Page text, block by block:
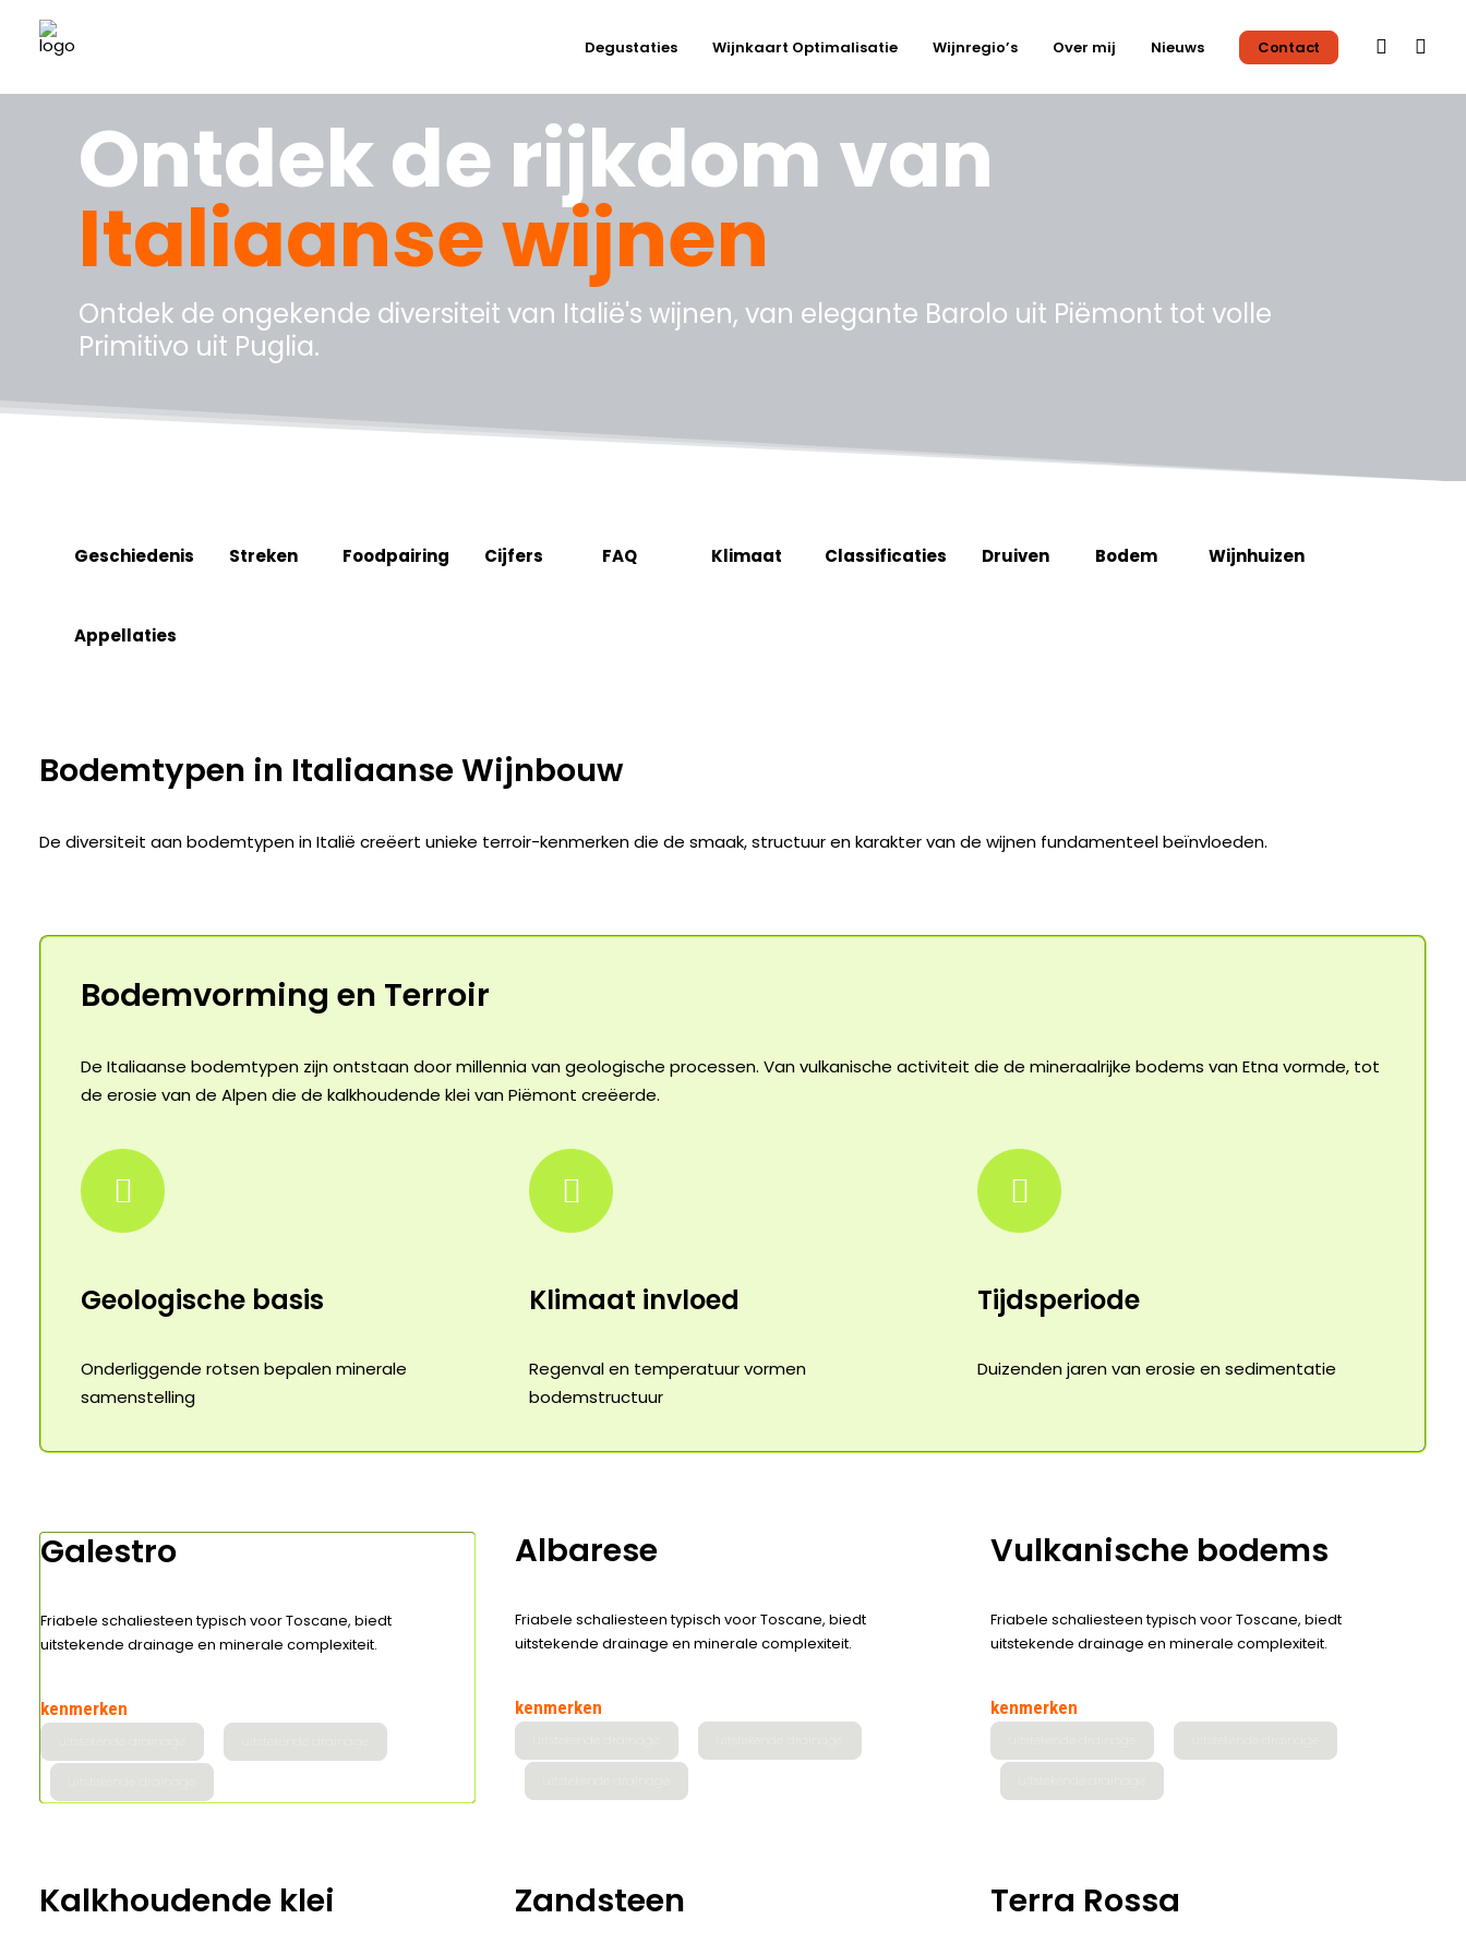
Degustaties Wijnkaart Optimalisatie Wijnregio’s Over mij Nieuws Contact
Ontdek de rijkdom van
Italiaanse wijnen
Ontdek de ongekende diversiteit van Italië's wijnen, van elegante Barolo uit Piëmont tot volle
Primitivo uit Puglia.
Geschiedenis Streken Foodpairing Cijfers FAQ Klimaat Classificaties Druiven Bodem Wijnhuizen
Appellaties
Bodemtypen in Italiaanse Wijnbouw
De diversiteit aan bodemtypen in Italië creëert unieke terroir-kenmerken die de smaak, structuur en karakter van de wijnen fundamenteel beïnvloeden.
Bodemvorming en Terroir
De Italiaanse bodemtypen zijn ontstaan door millennia van geologische processen. Van vulkanische activiteit die de mineraalrijke bodems van Etna vormde, tot
de erosie van de Alpen die de kalkhoudende klei van Piëmont creëerde.
Geologische basis
Onderliggende rotsen bepalen minerale
samenstelling
Klimaat invloed
Regenval en temperatuur vormen
bodemstructuur
Tijdsperiode
Duizenden jaren van erosie en sedimentatie
Galestro
Friabele schaliesteen typisch voor Toscane, biedt
uitstekende drainage en minerale complexiteit.
kenmerken
Albarese
Friabele schaliesteen typisch voor Toscane, biedt
uitstekende drainage en minerale complexiteit.
kenmerken
Vulkanische bodems
Friabele schaliesteen typisch voor Toscane, biedt
uitstekende drainage en minerale complexiteit.
kenmerken
Kalkhoudende klei Zandsteen Terra Rossa